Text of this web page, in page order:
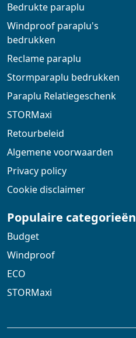
Bedrukte paraplu
Windproof paraplu's
bedrukken
Reclame paraplu
Stormparaplu bedrukken
Paraplu Relatiegeschenk
STORMaxi
Retourbeleid
Algemene voorwaarden
Privacy policy
Cookie disclaimer
Populaire categorieën
Budget
Windproof
ECO
STORMaxi